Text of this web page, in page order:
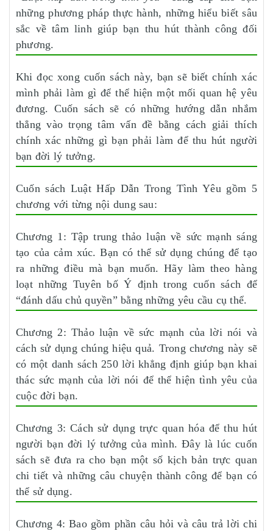
những phương pháp thực hành, những hiểu biết sâu
sắc về tâm linh giúp bạn thu hút thành công đối
phương.
Khi đọc xong cuốn sách này, bạn sẽ biết chính xác
mình phải làm gì để thể hiện một mối quan hệ yêu
đương. Cuốn sách sẽ có những hướng dẫn nhắm
thẳng vào trọng tâm vấn đề bằng cách giải thích
chính xác những gì bạn phải làm để thu hút người
bạn đời lý tưởng.
Cuốn sách Luật Hấp Dẫn Trong Tình Yêu gồm 5
chương với từng nội dung sau:
Chương 1: Tập trung thảo luận về sức mạnh sáng
tạo của cảm xúc. Bạn có thể sử dụng chúng để tạo
ra những điều mà bạn muốn. Hãy làm theo hàng
loạt những Tuyên bố Ý định trong cuốn sách để
“đánh dấu chủ quyền” bằng những yêu cầu cụ thể.
Chương 2: Thảo luận về sức mạnh của lời nói và
cách sử dụng chúng hiệu quả. Trong chương này sẽ
có một danh sách 250 lời khẳng định giúp bạn khai
thác sức mạnh của lời nói để thể hiện tình yêu của
cuộc đời bạn.
Chương 3: Cách sử dụng trực quan hóa để thu hút
người bạn đời lý tưởng của mình. Đây là lúc cuốn
sách sẽ đưa ra cho bạn một số kịch bản trực quan
chi tiết và những câu chuyện thành công để bạn có
thể sử dụng.
Chương 4: Bao gồm phần câu hỏi và câu trả lời chi